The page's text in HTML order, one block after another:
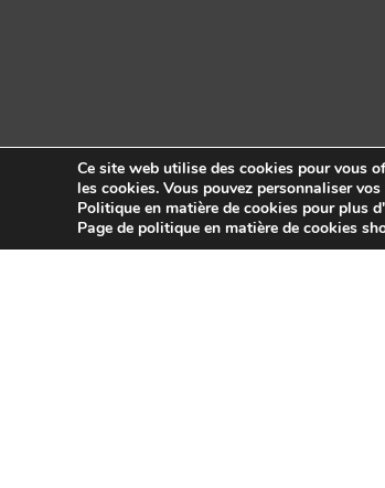
Copyright © 2026 Sidekick Interactive
Ce site web utilise des cookies pour vous
les cookies. Vous pouvez personnaliser
Politique en matière de cookies pour plus
Page de politique en matière de cookies